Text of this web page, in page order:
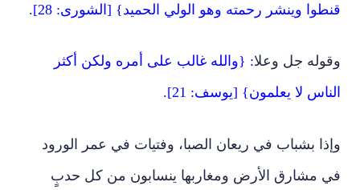
قنطوا وينشر رحمته وهو الولي الحميد} [الشورى: 28].
وقوله جل وعلا: {والله غالب على أمره ولكن أكثر
الناس لا يعلمون} [يوسف: 21].
وإذا بشباب في ريعان الصبا، وفتيات في عمر الورود
في مشارق الأرض ومغاربها ينسابون من كل حدبٍ